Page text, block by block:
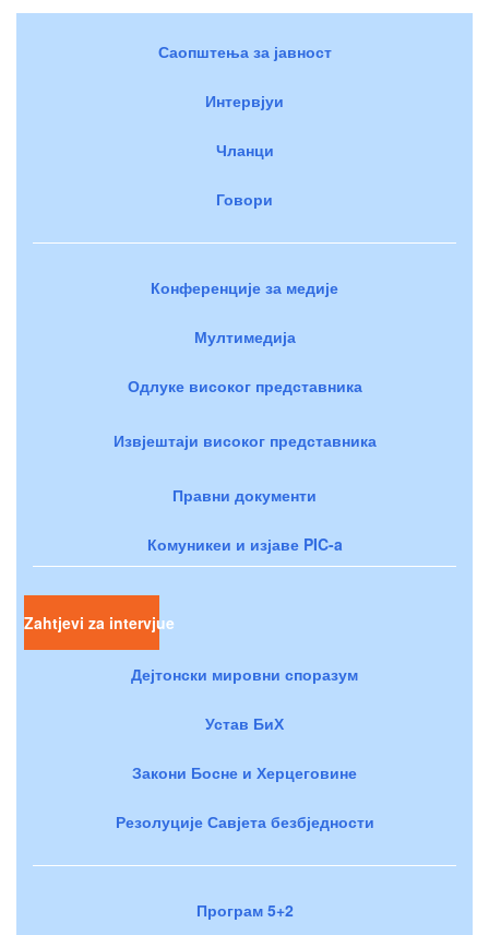
Саопштења за јавност
Интервјуи
Чланци
Говори
Конференције за медије
Мултимедија
Одлуке високог представника
Извјештаји високог представника
Правни документи
Комуникеи и изјаве PIC-a
Zahtjevi za intervjue
Дејтонски мировни споразум
Устав БиХ
Закони Босне и Херцеговине
Резолуције Савјета безбједности
Програм 5+2